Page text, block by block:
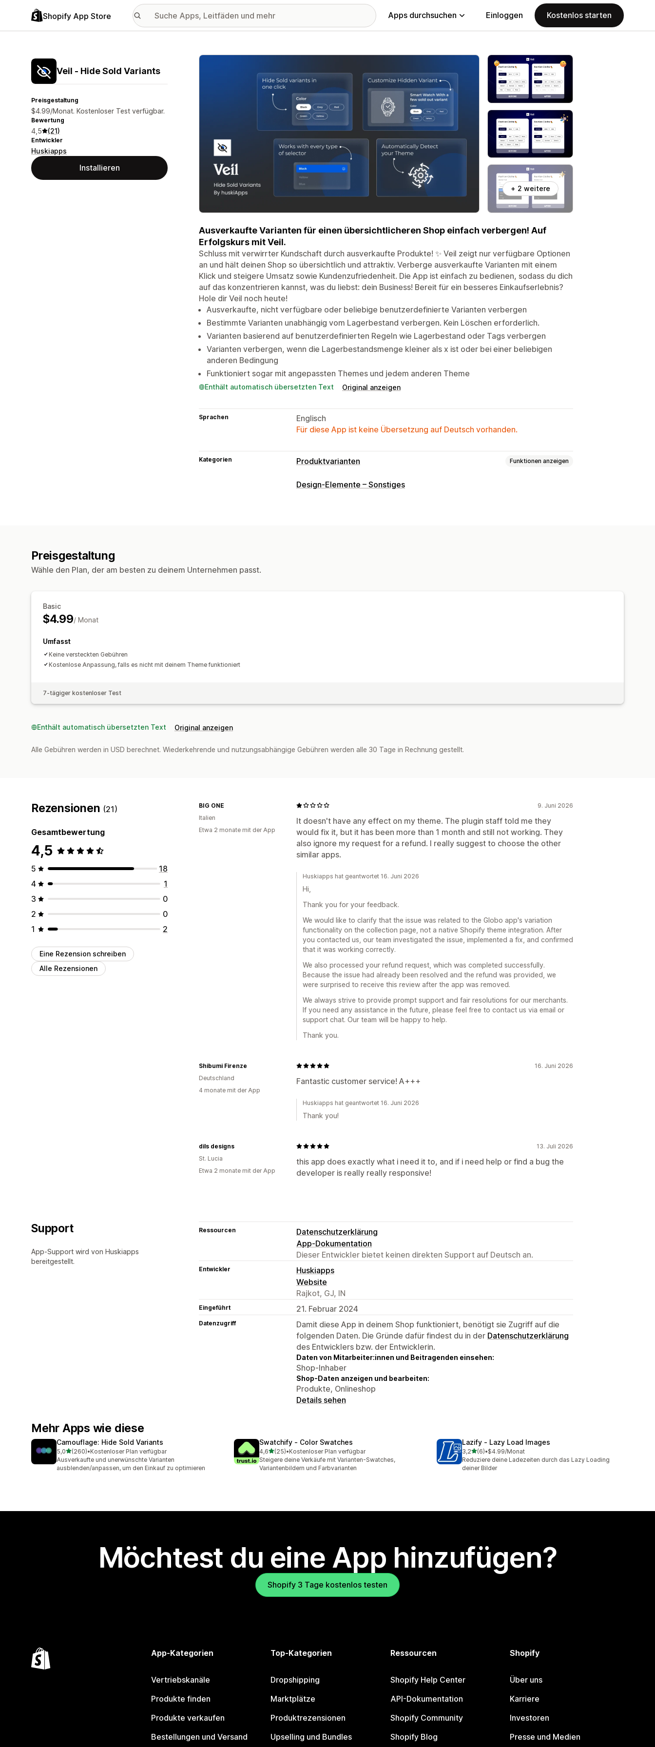
Shopify App Store Apps durchsuchen Einloggen Kostenlos starten
Veil ‑ Hide Sold Variants
Preisgestaltung
$4.99/Monat. Kostenloser Test verfügbar.
Bewertung
4,5 (21)
Entwickler
Huskiapps
Installieren
Vorgestellte Bildergalerie
+ 2 weitere
Ausverkaufte Varianten für einen übersichtlicheren Shop einfach verbergen! Auf
Erfolgskurs mit Veil.
Schluss mit verwirrter Kundschaft durch ausverkaufte Produkte! ✨ Veil zeigt nur verfügbare Optionen
an und hält deinen Shop so übersichtlich und attraktiv. Verberge ausverkaufte Varianten mit einem
Klick und steigere Umsatz sowie Kundenzufriedenheit. Die App ist einfach zu bedienen, sodass du dich
auf das konzentrieren kannst, was du liebst: dein Business! Bereit für ein besseres Einkaufserlebnis?
Hole dir Veil noch heute!
Ausverkaufte, nicht verfügbare oder beliebige benutzerdefinierte Varianten verbergen
Bestimmte Varianten unabhängig vom Lagerbestand verbergen. Kein Löschen erforderlich.
Varianten basierend auf benutzerdefinierten Regeln wie Lagerbestand oder Tags verbergen
Varianten verbergen, wenn die Lagerbestandsmenge kleiner als x ist oder bei einer beliebigen
anderen Bedingung
Funktioniert sogar mit angepassten Themes und jedem anderen Theme
Enthält automatisch übersetzten Text Original anzeigen
Sprachen
Englisch
Für diese App ist keine Übersetzung auf Deutsch vorhanden.
Kategorien Produktvarianten Funktionen anzeigen
Anpassung
Design-Elemente – Sonstiges
Preisgestaltung
Wähle den Plan, der am besten zu deinem Unternehmen passt.
Basic
$4.99/ Monat
Umfasst
Keine versteckten Gebühren
Kostenlose Anpassung, falls es nicht mit deinem Theme funktioniert
7-tägiger kostenloser Test
Enthält automatisch übersetzten Text Original anzeigen
Alle Gebühren werden in USD berechnet. Wiederkehrende und nutzungsabhängige Gebühren werden alle 30 Tage in Rechnung gestellt.
Rezensionen (21)
Gesamtbewertung
4,5
5
18
4
1
3
0
2
0
1
2
Eine Rezension schreiben
Alle Rezensionen
9. Juni 2026
It doesn't have any effect on my theme. The plugin staff told me they
would fix it, but it has been more than 1 month and still not working. They
also ignore my request for a refund. I really suggest to choose the other
similar apps.
BIG ONE
Italien
Etwa 2 monate mit der App
Huskiapps hat geantwortet 16. Juni 2026
Hi,
Thank you for your feedback.
We would like to clarify that the issue was related to the Globo app's variation
functionality on the collection page, not a native Shopify theme integration. After
you contacted us, our team investigated the issue, implemented a fix, and confirmed
that it was working correctly.
We also processed your refund request, which was completed successfully.
Because the issue had already been resolved and the refund was provided, we
were surprised to receive this review after the app was removed.
We always strive to provide prompt support and fair resolutions for our merchants.
If you need any assistance in the future, please feel free to contact us via email or
support chat. Our team will be happy to help.
Thank you.
16. Juni 2026
Fantastic customer service! A+++
Shibumi Firenze
Deutschland
4 monate mit der App
Huskiapps hat geantwortet 16. Juni 2026
Thank you!
13. Juli 2026
this app does exactly what i need it to, and if i need help or find a bug the
developer is really really responsive!
dils designs
St. Lucia
Etwa 2 monate mit der App
Support
App-Support wird von Huskiapps
bereitgestellt.
Ressourcen
Datenschutzerklärung
App-Dokumentation
Dieser Entwickler bietet keinen direkten Support auf Deutsch an.
Entwickler
Huskiapps
Website
Rajkot, GJ, IN
Eingeführt 21. Februar 2024
Datenzugriff
Damit diese App in deinem Shop funktioniert, benötigt sie Zugriff auf die
folgenden Daten. Die Gründe dafür findest du in der Datenschutzerklärung
des Entwicklers bzw. der Entwicklerin.
Daten von Mitarbeiter:innen und Beitragenden einsehen:
Shop-Inhaber
Shop-Daten anzeigen und bearbeiten:
Produkte, Onlineshop
Details sehen
Mehr Apps wie diese
Camouflage: Hide Sold Variants
5,0von 5 Sternen
(260)
260 Rezensionen insgesamt
•Kostenloser Plan verfügbar
Ausverkaufte und unerwünschte Varianten
ausblenden/anpassen, um den Einkauf zu optimieren
Swatchify ‑ Color Swatches
4,6von 5 Sternen
(25)
25 Rezensionen insgesamt
•Kostenloser Plan verfügbar
Steigere deine Verkäufe mit Varianten-Swatches,
Variantenbildern und Farbvarianten
Lazify ‑ Lazy Load Images
3,2von 5 Sternen
(6)
6 Rezensionen insgesamt
•$4.99/Monat
Reduziere deine Ladezeiten durch das Lazy Loading
deiner Bilder
Möchtest du eine App hinzufügen?
Shopify 3 Tage kostenlos testen
App-Kategorien
Vertriebskanäle
Produkte finden
Produkte verkaufen
Bestellungen und Versand
Top-Kategorien
Dropshipping
Marktplätze
Produktrezensionen
Upselling und Bundles
Ressourcen
Shopify Help Center
API-Dokumentation
Shopify Community
Shopify Blog
Shopify
Über uns
Karriere
Investoren
Presse und Medien